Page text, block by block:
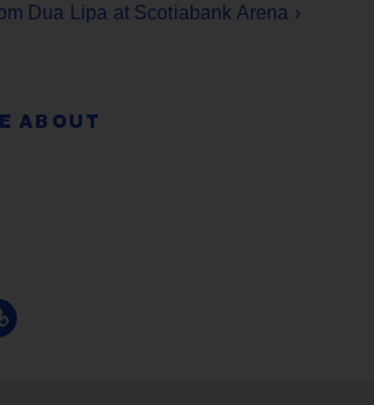
Dua Lipa at Scotiabank Arena ›